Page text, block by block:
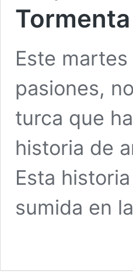
Este
pasiones,
turca que
historia de
Esta
sumida en